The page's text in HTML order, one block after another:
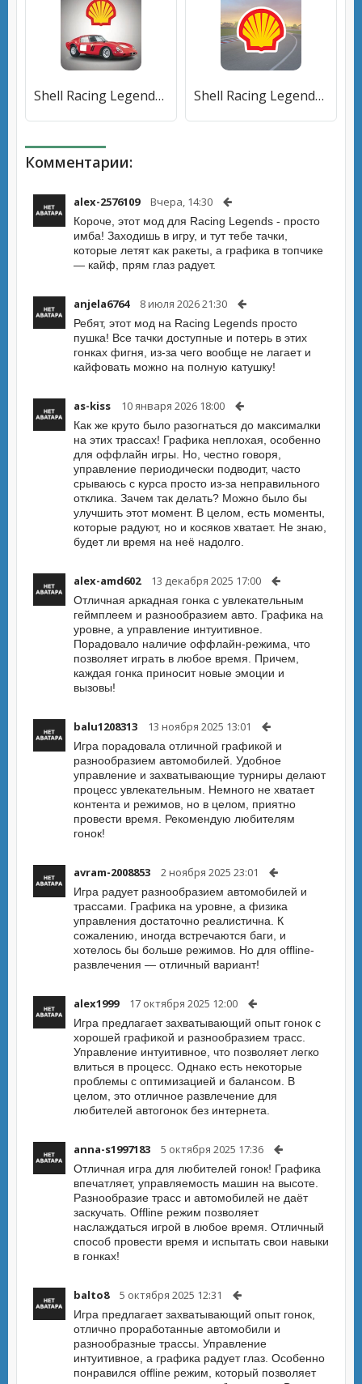
Shell Racing Legends [Много монет] Shell Racing Legends [Бесплатные покупки]
Комментарии:
alex-2576109 Вчера, 14:30
Короче, этот мод для Racing Legends - просто
имба! Заходишь в игру, и тут тебе тачки,
которые летят как ракеты, а графика в топчике
— кайф, прям глаз радует.
anjela6764 8 июля 2026 21:30
Ребят, этот мод на Racing Legends просто
пушка! Все тачки доступные и потерь в этих
гонках фигня, из-за чего вообще не лагает и
кайфовать можно на полную катушку!
as-kiss 10 января 2026 18:00
Как же круто было разогнаться до максималки
на этих трассах! Графика неплохая, особенно
для оффлайн игры. Но, честно говоря,
управление периодически подводит, часто
срываюсь с курса просто из-за неправильного
отклика. Зачем так делать? Можно было бы
улучшить этот момент. В целом, есть моменты,
которые радуют, но и косяков хватает. Не знаю,
будет ли время на неё надолго.
alex-amd602 13 декабря 2025 17:00
Отличная аркадная гонка с увлекательным
геймплеем и разнообразием авто. Графика на
уровне, а управление интуитивное.
Порадовало наличие оффлайн-режима, что
позволяет играть в любое время. Причем,
каждая гонка приносит новые эмоции и
вызовы!
balu1208313 13 ноября 2025 13:01
Игра порадовала отличной графикой и
разнообразием автомобилей. Удобное
управление и захватывающие турниры делают
процесс увлекательным. Немного не хватает
контента и режимов, но в целом, приятно
провести время. Рекомендую любителям
гонок!
avram-2008853 2 ноября 2025 23:01
Игра радует разнообразием автомобилей и
трассами. Графика на уровне, а физика
управления достаточно реалистична. К
сожалению, иногда встречаются баги, и
хотелось бы больше режимов. Но для offline-
развлечения — отличный вариант!
alex1999 17 октября 2025 12:00
Игра предлагает захватывающий опыт гонок с
хорошей графикой и разнообразием трасс.
Управление интуитивное, что позволяет легко
влиться в процесс. Однако есть некоторые
проблемы с оптимизацией и балансом. В
целом, это отличное развлечение для
любителей автогонок без интернета.
anna-s1997183 5 октября 2025 17:36
Отличная игра для любителей гонок! Графика
впечатляет, управляемость машин на высоте.
Разнообразие трасс и автомобилей не даёт
заскучать. Offline режим позволяет
наслаждаться игрой в любое время. Отличный
способ провести время и испытать свои навыки
в гонках!
balto8 5 октября 2025 12:31
Игра предлагает захватывающий опыт гонок,
отлично проработанные автомобили и
разнообразные трассы. Управление
интуитивное, а графика радует глаз. Особенно
понравился offline режим, который позволяет